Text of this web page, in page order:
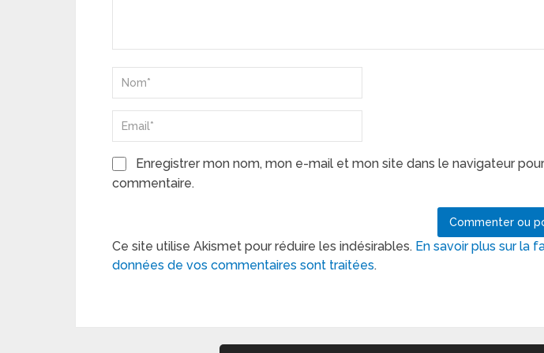
Enregistrer mon nom, mon e-mail et mon site dans le navigateur
commentaire.
Ce site utilise Akismet pour réduire les indésirables. En savoir plus sur la
données de vos commentaires sont traitées.